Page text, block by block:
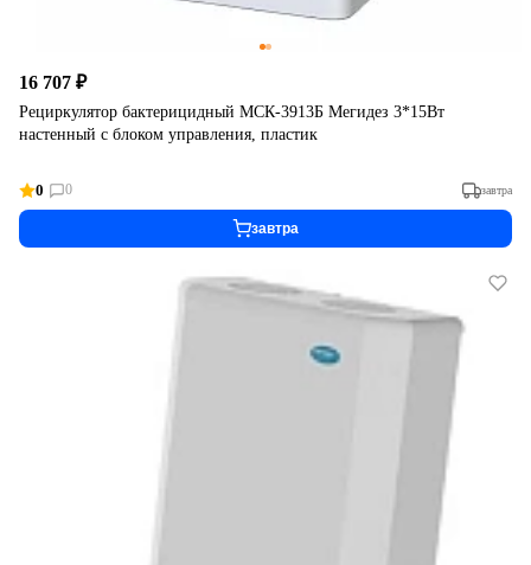
16 707 ₽
Рециркулятор бактерицидный МСК-3913Б Мегидез 3*15Вт
настенный с блоком управления, пластик
0 0 завтра
завтра